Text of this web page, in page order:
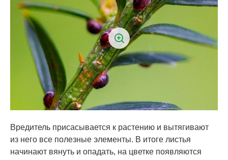
Вредитель присасывается к растению и вытягивают
из него все полезные элементы. В итоге листья
начинают вянуть и опадать, на цветке появляются